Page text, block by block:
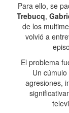
Para ello, se
Trebucq,
de los
volvió a
El problema
Un
agresiones,